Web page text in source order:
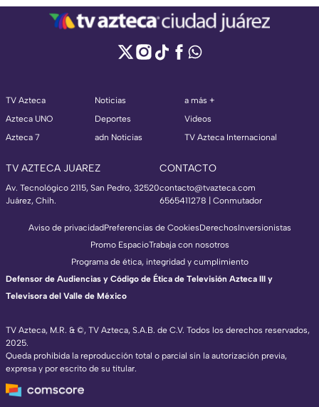
TV Azteca
Azteca UNO
Azteca 7
Noticias
Deportes
adn Noticias
a más +
Videos
TV Azteca Internacional
TV AZTECA JUAREZ
Av. Tecnológico 2115, San Pedro, 32520
Juárez, Chih.
CONTACTO
contacto@tvazteca.com
6565411278 | Conmutador
TV Azteca, M.R. & ©, TV Azteca, S.A.B. de C.V. Todos los derechos reservados,
2025.
Queda prohibida la reproducción total o parcial sin la autorización previa,
expresa y por escrito de su titular.
Aviso de privacidadPreferencias de CookiesDerechosInversionistas
Promo EspacioTrabaja con nosotros
Programa de ética, integridad y cumplimiento
Defensor de Audiencias y Código de Ética de Televisión Azteca III y
Televisora del Valle de México